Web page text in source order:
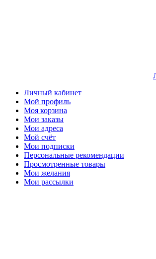
Личный кабинет
Мой профиль
Моя корзина
Мои заказы
Мои адреса
Мой счёт
Мои подписки
Персональные рекомендации
Просмотренные товары
Мои желания
Мои рассылки